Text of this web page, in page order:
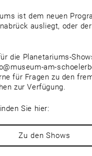
ist dem neuen
ausliegt, oder
die Planetariums-
am-
für Fragen zu den
zur Verfügung.
Sie hier:
Zu den Shows